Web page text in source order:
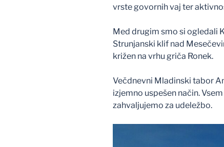
vrste govornih vaj ter
Med drugim smo si ogledali
Strunjanski klif nad
križen na vrhu griča Ronek.
Večdnevni Mladinski tabor
izjemno uspešen način.
zahvaljujemo za udeležbo.